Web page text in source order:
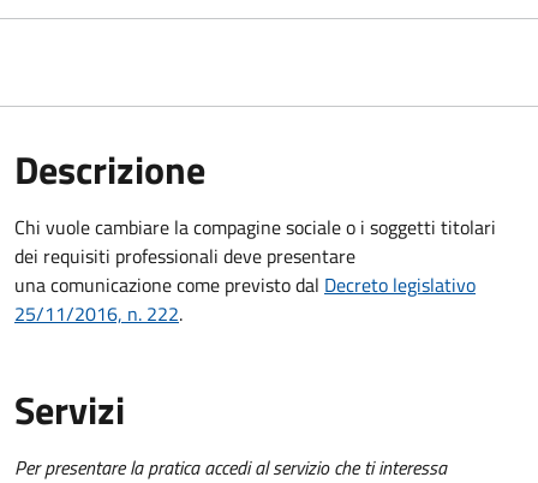
Descrizione
Chi vuole cambiare la compagine sociale o i soggetti titolari
dei requisiti professionali deve presentare
una comunicazionecome previsto dal Decreto legislativo
25/11/2016, n. 222.
Servizi
Per presentare la pratica accedi al servizio che ti interessa